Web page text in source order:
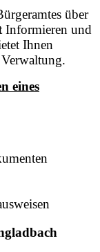
über
Informieren und
Ihnen
eines